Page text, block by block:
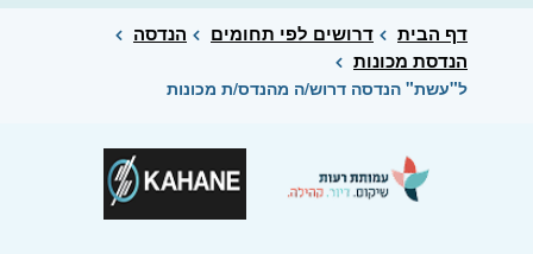
דף הבית דרושים לפי תחומים
הנדסה
הנדסת מכונות
ל"עשת" הנדסה דרוש/ה מהנדס/ת מכונות